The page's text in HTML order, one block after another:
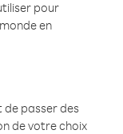
pour
en
de passer des
de votre choix